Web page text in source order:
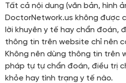
Tất cả nội dung (văn bản, hình
DoctorNetwork.us không được
lời khuyên y tế hay chẩn đoán,
thông tin trên website chỉ nên
Không nên dùng thông tin trên
pháp tự tự chẩn đoán, điều trị
khỏe hay tình trạng y tế nào.